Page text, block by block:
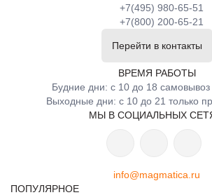
+7(495) 980-65-51
+7(800) 200-65-21
Перейти в контакты
ВРЕМЯ РАБОТЫ
Будние дни: с 10 до 18 самовывоз
Выходные дни: с 10 до 21 только
МЫ В СОЦИАЛЬНЫХ
info@magmatica.ru
ПОПУЛЯРНОЕ